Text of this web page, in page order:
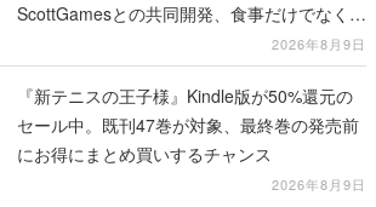
ScottGamesとの共同開発、食事だけでなくス
テージショーや没入型のホラー体験も楽しめ
る
2026年8月9日
『新テニスの王子様』Kindle版が50%還元の
セール中。既刊47巻が対象、最終巻の発売前
にお得にまとめ買いするチャンス
2026年8月9日